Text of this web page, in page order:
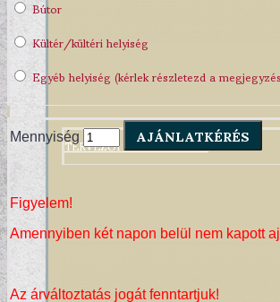
TERVEZŐI KOLLEKCIÓINK
Bútor
Kültér/kültéri helyiség
Egyéb helyiség (kérlek részletezd a
Mennyiség AJÁNLATKÉRÉS
Figyelem!
Amennyiben két napon belül nem kapott
Az árváltoztatás jogát fenntartjuk!